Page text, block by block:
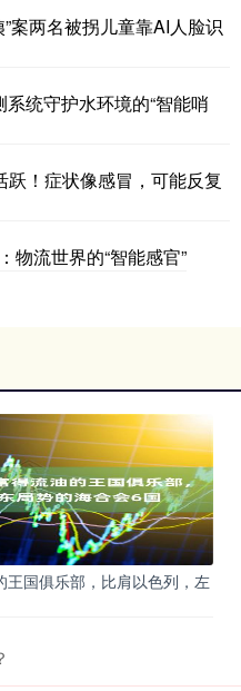
案两名被拐儿童靠AI人脸识
统守护水环境的“智能哨
！症状像感冒，可能反复
物流世界的“智能感官”
国俱乐部，比肩以色列，左